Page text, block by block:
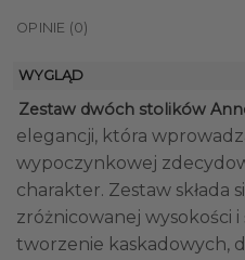
OPINIE (0)
WYGLĄD
Zestaw dwóch stolików
elegancji, która
wypoczynkowej
charakter. Zestaw składa
zróżnicowanej wysokości
tworzenie kaskadowych,